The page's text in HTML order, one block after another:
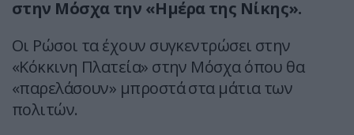
στην Μόσχα την «Ημέρα της Νίκης».
Oι Ρώσοι τα έχουν συγκεντρώσει στην
«Κόκκινη Πλατεία» στην Μόσχα όπου θα
«παρελάσουν» μπροστά στα μάτια των
πολιτών.